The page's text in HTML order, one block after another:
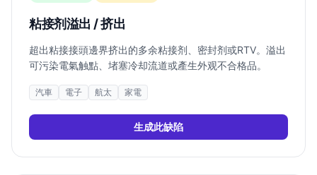
粘接剂溢出 / 挤出
超出粘接接頭邊界挤出的多余粘接剂、密封剂或RTV。溢出
可污染電氣触點、堵塞冷却流道或產生外观不合格品。
汽車 電子 航太 家電
生成此缺陷